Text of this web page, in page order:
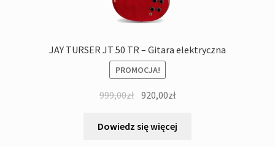
JAY TURSER JT 50 TR – Gitara elektryczna
PROMOCJA!
999,00zł Pierwotna
wynosiła:
920,00złAktualna
wynosi:
Dowiedz się więcej